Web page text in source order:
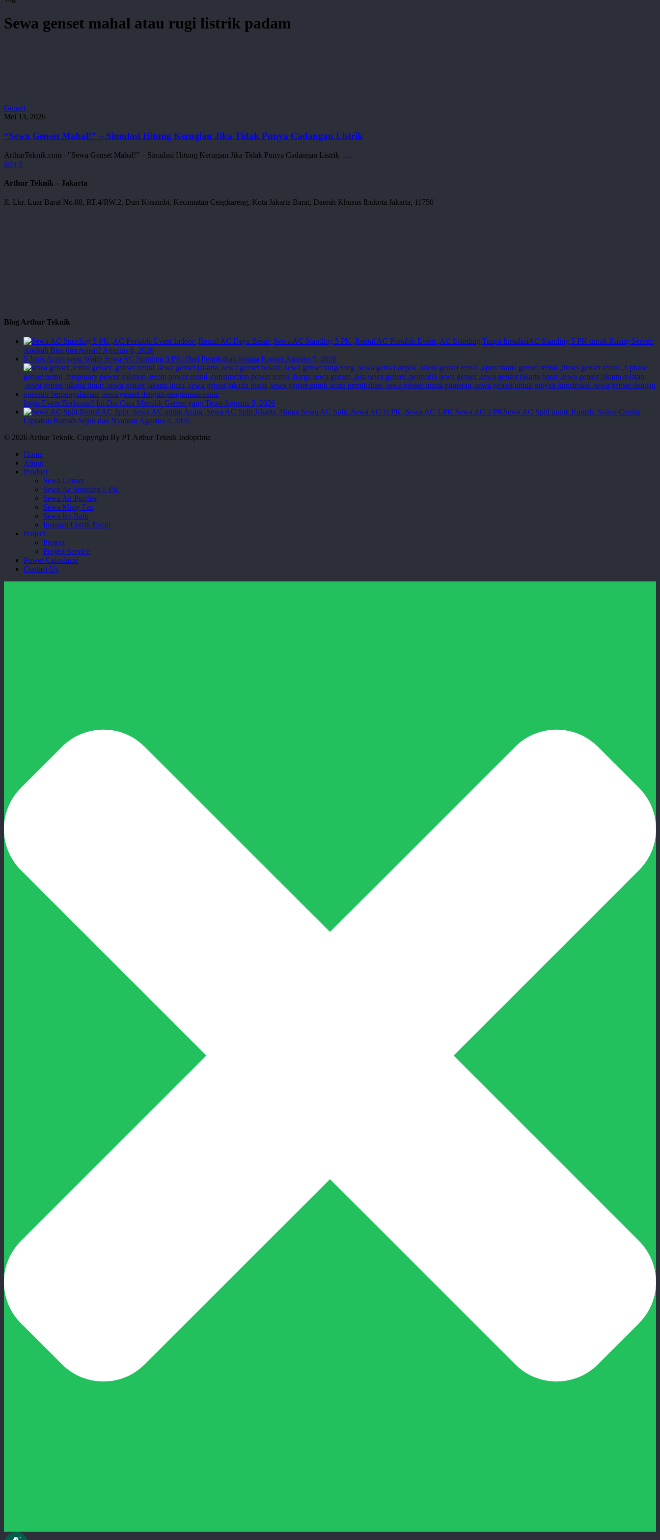
Sewa genset mahal atau rugi listrik padam
“Sewa
Genset
–
Simulasi
Hitung
Kerugian
Jika
Punya
Listrik
Genset
Mei 13, 2026
“Sewa Genset Mahal!” – Simulasi Hitung Kerugian Jika Tidak Punya Cadangan Listrik
ArthurTeknik.com - "Sewa Genset Mahal!" – Simulasi Hitung Kerugian Jika Tidak Punya Cadangan Listrik |…
info 0
Arthur Teknik – Jakarta
Jl. Lkr. Luar Barat No.88, RT.4/RW.2, Duri Kosambi, Kecamatan Cengkareng, Kota Jakarta Barat, Daerah Khusus Ibukota Jakarta, 11750
Blog Arthur Teknik
AC Standing 5 PK untuk Ruang Server:
Apakah Bisa dan Aman? Agustus 6, 2026
5 Jenis Acara yang Wajib Sewa AC Standing 5 PK: Dari Pernikahan hingga Konser Agustus 5, 2026
Ingin Event Berkesan? Ini Dia Cara Memilih Genset yang Tepat Agustus 5, 2026
Sewa AC Split untuk Rumah: Solusi Cerdas
Ciptakan Rumah Sejuk dan Nyaman Agustus 4, 2026
© 2026 Arthur Teknik. Copyright By PT Arthur Teknik Indoprima
Close
Menu
Home
About
Product
Sewa Genset
Sewa Ac Standing 5 PK
Sewa Air Purifier
Sewa Misty Fan
Sewa Ice Bath
Instalasi Listrik Event
Project
Project
Project Service
Power Calculator
Contact Us